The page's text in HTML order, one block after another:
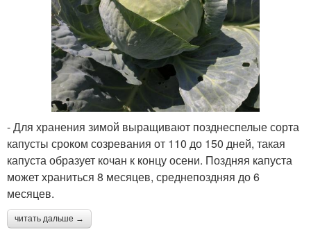
- Для хранения зимой выращивают позднеспелые сорта
капусты сроком созревания от 110 до 150 дней, такая
капуста образует кочан к концу осени. Поздняя капуста
может храниться 8 месяцев, среднепоздняя до 6
месяцев.
читать дальше →